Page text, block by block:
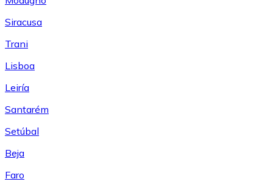
Siracusa
Trani
Lisboa
Leiría
Santarém
Setúbal
Beja
Faro